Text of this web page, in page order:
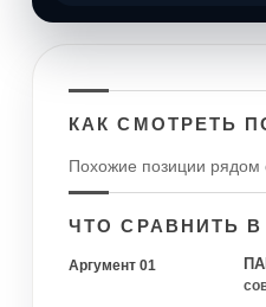
КАК СМОТРЕТЬ
Похожие позиции рядом
ЧТО СРАВНИТЬ
Аргумент 01